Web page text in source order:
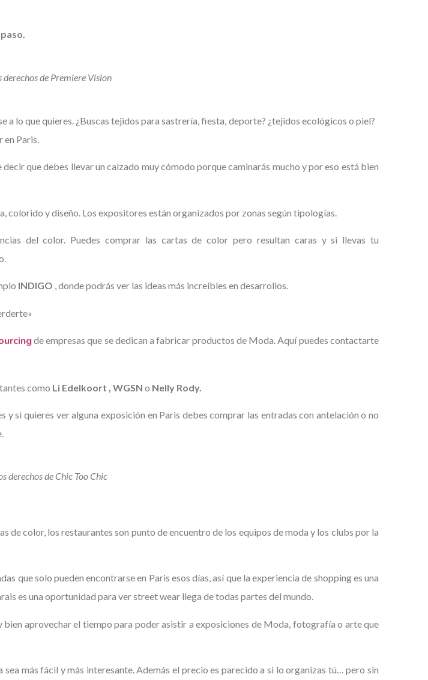
derechos de Premiere Vision
a lo que quieres. ¿Buscas tejidos para sastrería, fiesta, deporte? ¿tejidos ecológicos o piel?
Paris.
que debes llevar un calzado muy cómodo porque caminarás mucho y por eso está bien
colorido ydiseño. Los expositores están organizados por zonas según tipologías.
del color. Puedes comprar las cartas de color pero resultan caras y si llevas tu
INDIGO , donde podrás ver las ideas más increíbles en desarrollos.
de empresas que se dedican a fabricar productos de Moda. Aquí puedes contactarte
como Li Edelkoort , WGSN o Nelly Rody.
si quieres ver alguna exposición en Paris debes comprar las entradas con antelación o no
derechos de Chic Too Chic
de color, los restaurantes son punto de encuentro de los equipos de moda y los clubs por la
que solo pueden encontrarse en Paris esos días, así que la experiencia de shopping es una
es una oportunidad para ver street wear llega de todas partes del mundo.
aprovechar el tiempo para poder asistir a exposiciones de Moda, fotografía o arte que
sea más fácil y más interesante. Además el precio es parecido a si lo organizas tú… pero sin